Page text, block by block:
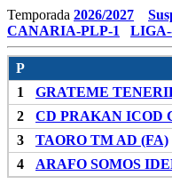
Temporada 2026/2027
CANARIA-PLP-1
P
1
GRATEME
2
CD PRAKAN ICOD
3
TAORO TM AD (FA)
4
ARAFO SOMOS